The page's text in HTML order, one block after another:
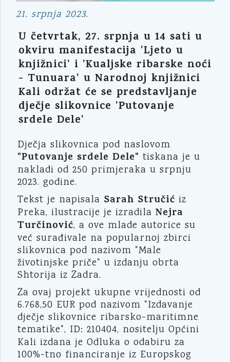
21. srpnja 2023.
U četvrtak, 27. srpnja u 14 sati u
okviru manifestacija 'Ljeto u
knjižnici' i 'Kualjske ribarske noći
- Tunuara' u Narodnoj knjižnici
Kali održat će se predstavljanje
dječje slikovnice 'Putovanje
srdele Dele'
Dječja slikovnica pod naslovom
"Putovanje srdele Dele" tiskana je u
nakladi od 250 primjeraka u srpnju
2023. godine.
Tekst je napisala Sarah Stručić iz
Preka, ilustracije je izradila Nejra
Turčinović, a ove mlade autorice su
već surađivale na popularnoj zbirci
slikovnica pod nazivom "Male
životinjske priče" u izdanju obrta
Shtorija iz Zadra.
Za ovaj projekt ukupne vrijednosti od
6.768,50 EUR pod nazivom "Izdavanje
dječje slikovnice ribarsko-maritimne
tematike", ID: 210404, nositelju Općini
Kali izdana je Odluka o odabiru za
100%-tno financiranje iz Europskog